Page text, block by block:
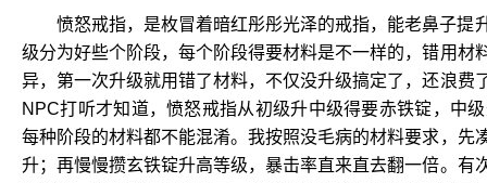
愤怒戒指，是枚冒着暗红彤彤光泽的戒指，能老鼻子
级分为好些个阶段，每个阶段得要材料是不一样的，错用
异，第一次升级就用错了材料，不仅没升级搞定了，还浪
NPC打听才知道，愤怒戒指从初级升中级得要赤铁锭，中
每种阶段的材料都不能混淆。我按照没毛病的材料要求，
升；再慢慢攒玄铁锭升高等级，暴击率直来直去翻一倍。